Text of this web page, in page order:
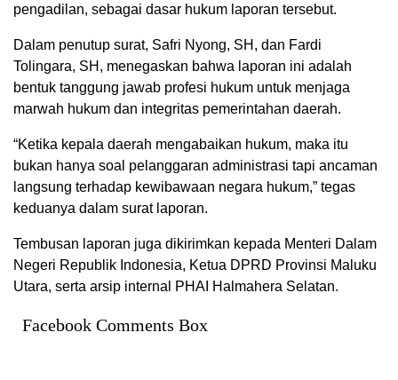
pengadilan, sebagai dasar hukum laporan tersebut.
Dalam penutup surat, Safri Nyong, SH, dan Fardi
Tolingara, SH, menegaskan bahwa laporan ini adalah
bentuk tanggung jawab profesi hukum untuk menjaga
marwah hukum dan integritas pemerintahan daerah.
“Ketika kepala daerah mengabaikan hukum, maka itu
bukan hanya soal pelanggaran administrasi tapi ancaman
langsung terhadap kewibawaan negara hukum,” tegas
keduanya dalam surat laporan.
Tembusan laporan juga dikirimkan kepada Menteri Dalam
Negeri Republik Indonesia, Ketua DPRD Provinsi Maluku
Utara, serta arsip internal PHAI Halmahera Selatan.
Facebook Comments Box